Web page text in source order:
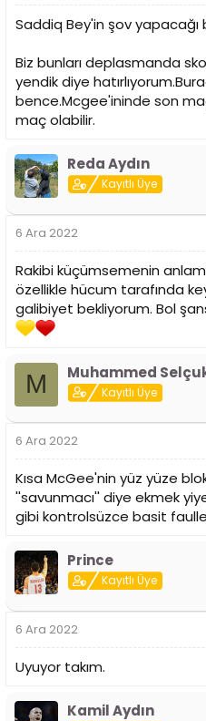
Saddiq Bey'in şov
Biz bunları deplasmanda
yendik diye
bence.Mcgee'ininde son
maç olabilir.
Reda Aydın
Kayıtlı Üye
6 Ara 2022
Rakibi küçümsemenin
özellikle hücum tarafında
galibiyet bekliyorum. Bol
M Muhammed
Kayıtlı Üye
6 Ara 2022
Kısa McGee'nin yüz yüze
''savunmacı'' diye ekmek
gibi kontrolsüzce basit
Prince
Kayıtlı Üye
6 Ara 2022
Uyuyor takım.
Kamil Aydın